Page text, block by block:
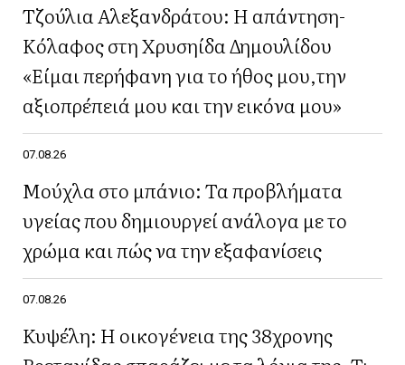
Τζούλια Αλεξανδράτου: Η απάντηση-
Κόλαφος στη Χρυσηίδα Δημουλίδου
«Είμαι περήφανη για το ήθος μου,την
αξιοπρέπειά μου και την εικόνα μου»
07.08.26
Μούχλα στο μπάνιο: Τα προβλήματα
υγείας που δημιουργεί ανάλογα με το
χρώμα και πώς να την εξαφανίσεις
07.08.26
Κυψέλη: Η οικογένεια της 38χρονης